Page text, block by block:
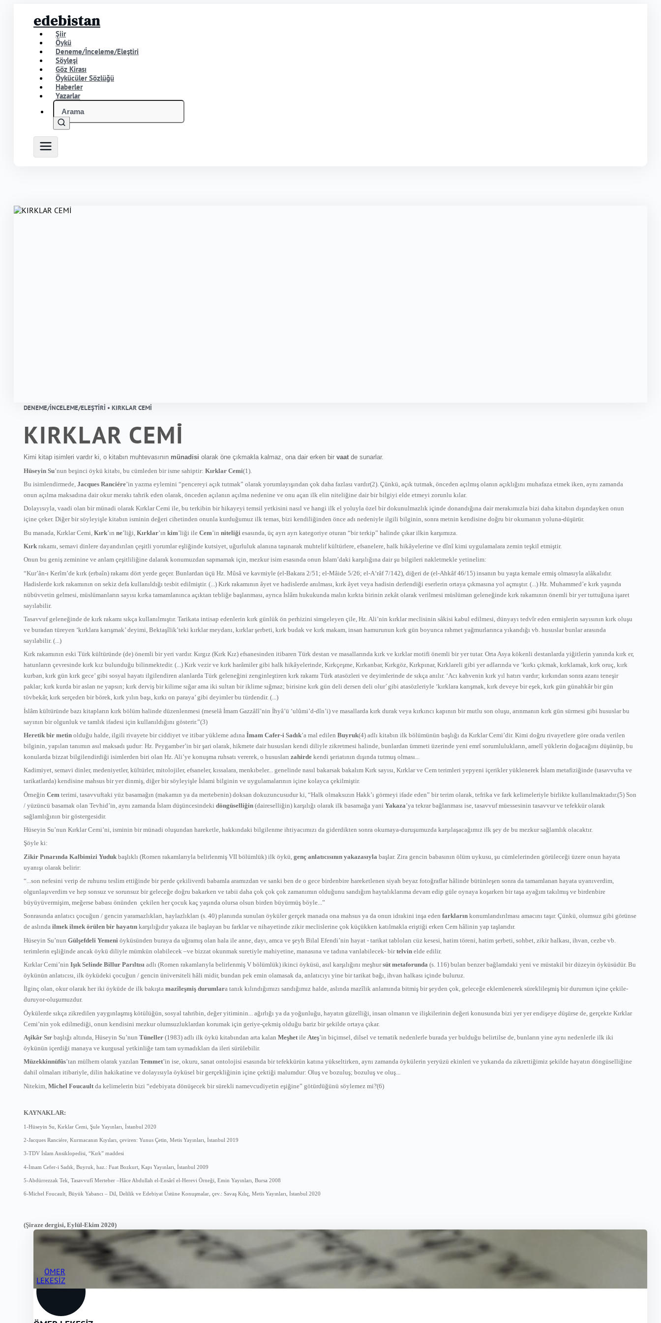
edebistan
Şiir
Öykü
Deneme/İnceleme/Eleştiri
Söyleşi
Göz Kirası
Öykücüler Sözlüğü
Haberler
Yazarlar
DENEME/İNCELEME/ELEŞTIRI • KIRKLAR CEMİ
KIRKLAR CEMİ
Kimi kitap isimleri vardır ki, o kitabın muhtevasının münadisi olarak öne çıkmakla kalmaz, ona dair erken bir vaat de sunarlar.
Hüseyin Su’nun beşinci öykü kitabı, bu cümleden bir isme sahiptir: Kırklar Cemi(1).
Bu isimlendirmede, Jacques Ranciére’in yazma eylemini “pencereyi açık tutmak” olarak yorumlayışından çok daha fazlası vardır(2). Çünkü, açık tutmak, önceden açılmış olanın açıklığını muhafaza etmek iken, aynı zamanda
onun açılma maksadına dair okur merakı tahrik eden olarak, önceden açılanın açılma nedenine ve onu açan ilk elin niteliğine dair bir bilgiyi elde etmeyi zorunlu kılar.
Dolayısıyla, vaadi olan bir münadi olarak Kırklar Cemi ile, bu terkibin bir hikayeyi temsil yetkisini nasıl ve hangi ilk el yoluyla özel bir dokunulmazlık içinde donandığına dair merakımızla bizi daha kitabın dışındayken onun
içine çeker. Diğer bir söyleyişle kitabın isminin değeri cihetinden onunla kurduğumuz ilk temas, bizi kendiliğinden önce adı nedeniyle ilgili bilginin, sonra metnin kendisine doğru bir okumanın yoluna-düşürür.
Bu manada, Kırklar Cemi, Kırk’ın ne’liği, Kırklar’ın kim’liği ile Cem’in niteliği esasında, üç ayrı ayrı kategoriye oturan “bir terkip” halinde çıkar ilkin karşımıza.
Kırk rakamı, semavi dinlere dayandırılan çeşitli yorumlar eşliğinde kutsiyet, uğurluluk alanına taşınarak muhtelif kültürlere, efsanelere, halk hikâyelerine ve dînî kimi uygulamalara zemin teşkil etmiştir.
Onun bu geniş zeminine ve anlam çeşitliliğine dalarak konumuzdan sapmamak için, mezkur isim esasında onun İslam’daki karşılığına dair şu bilgileri nakletmekle yetinelim:
“Kur’ân-ı Kerîm’de kırk (erbaîn) rakamı dört yerde geçer. Bunlardan üçü Hz. Mûsâ ve kavmiyle (el-Bakara 2/51; el-Mâide 5/26; el-A‘râf 7/142), diğeri de (el-Ahkâf 46/15) insanın bu yaşta kemale ermiş olmasıyla alâkalıdır.
Hadislerde kırk rakamının on sekiz defa kullanıldığı tesbit edilmiştir. (...) Kırk rakamının âyet ve hadislerde anılması, kırk âyet veya hadisin derlendiği eserlerin ortaya çıkmasına yol açmıştır. (...) Hz. Muhammed’e kırk yaşında
nübüvvetin gelmesi, müslümanların sayısı kırka tamamlanınca açıktan tebliğe başlanması, ayrıca İslâm hukukunda malın kırkta birinin zekât olarak verilmesi müslüman geleneğinde kırk rakamının önemli bir yer tuttuğuna işaret
sayılabilir.
Tasavvuf geleneğinde de kırk rakamı sıkça kullanılmıştır. Tarikata intisap edenlerin kırk günlük ön perhizini simgeleyen çile, Hz. Ali’nin kırklar meclisinin sâkisi kabul edilmesi, dünyayı tedvîr eden ermişlerin sayısının kırk oluşu
ve buradan türeyen ‘kırklara karışmak’ deyimi, Bektaşîlik’teki kırklar meydanı, kırklar şerbeti, kırk budak ve kırk makam, insan hamurunun kırk gün boyunca rahmet yağmurlarınca yıkandığı vb. hususlar bunlar arasında
sayılabilir. (...)
Kırk rakamının eski Türk kültüründe (de) önemli bir yeri vardır. Kırgız (Kırk Kız) efsanesinden itibaren Türk destan ve masallarında kırk ve kırklar motifi önemli bir yer tutar. Orta Asya kökenli destanlarda yiğitlerin yanında kırk er,
hatunların çevresinde kırk kız bulunduğu bilinmektedir. (...) Kırk vezir ve kırk harâmiler gibi halk hikâyelerinde, Kırkçeşme, Kırkanbar, Kırkgöz, Kırkpınar, Kırklareli gibi yer adlarında ve ‘kırkı çıkmak, kırklamak, kırk oruç, kırk
kurban, kırk gün kırk gece’ gibi sosyal hayatı ilgilendiren alanlarda Türk geleneğini zenginleştiren kırk rakamı Türk atasözleri ve deyimlerinde de sıkça anılır. ‘Acı kahvenin kırk yıl hatırı vardır; kırkından sonra azanı teneşir
paklar; kırk kurda bir aslan ne yapsın; kırk derviş bir kilime sığar ama iki sultan bir iklime sığmaz; birisine kırk gün deli dersen deli olur’ gibi atasözleriyle ‘kırklara karışmak, kırk deveye bir eşek, kırk gün günahkâr bir gün
tövbekâr, kırk serçeden bir börek, kırk yılın başı, kırkı on paraya’ gibi deyimler bu türdendir. (...)
İslâm kültüründe bazı kitapların kırk bölüm halinde düzenlenmesi (meselâ İmam Gazzâlî’nin İhyâ’ü ‘ulûmi’d-dîn’i) ve masallarda kırk durak veya kırkıncı kapının bir mutlu son oluşu, arınmanın kırk gün sürmesi gibi hususlar bu
sayının bir olgunluk ve tamlık ifadesi için kullanıldığını gösterir.”(3)
Heretik bir metin olduğu halde, ilgili rivayete bir ciddiyet ve itibar yükleme adına İmam Cafer-i Sadık’a mal edilen Buyruk(4) adlı kitabın ilk bölümünün başlığı da Kırklar Cemi’dir. Kimi doğru rivayetlere göre orada verilen
bilginin, yapılan tanımın asıl maksadı şudur: Hz. Peygamber’in bir şari olarak, hikmete dair hususları kendi diliyle zikretmesi halinde, bunlardan ümmeti üzerinde yeni emrî sorumlulukların, amelî yüklerin doğacağını düşünüp, bu
konularda bizzat bilgilendirdiği isimlerden biri olan Hz. Ali’ye konuşma ruhsatı vererek, o hususları zahirde kendi şeriatının dışında tutmuş olması...
Kadimiyet, semavi dinler, medeniyetler, kültürler, mitolojiler, efsaneler, kıssalara, menkıbeler... genelinde nasıl bakarsak bakalım Kırk sayısı, Kırklar ve Cem terimleri yepyeni içerikler yüklenerek İslam metafiziğinde (tasavvufta ve
tarikatlarda) kendisine mahsus bir yer dinmiş, diğer bir söyleyişle İslami bilginin ve uygulamalarının içine kolayca çekilmiştir.
Örneğin Cem terimi, tasavvuftaki yüz basamağın (makamın ya da mertebenin) doksan dokuzuncusudur ki, “Halk olmaksızın Hakk’ı görmeyi ifade eden” bir terim olarak, tefrika ve fark kelimeleriyle birlikte kullanılmaktadır.(5) Son
/ yüzüncü basamak olan Tevhid’in, aynı zamanda İslam düşüncesindeki döngüselliğin (daireselliğin) karşılığı olarak ilk basamağa yani Yakaza’ya tekrar bağlanması ise, tasavvuf müessesinin tasavvur ve tefekkür olarak
sağlamlığının bir göstergesidir.
Hüseyin Su’nun Kırklar Cemi’ni, isminin bir münadi oluşundan hareketle, hakkındaki bilgilenme ihtiyacımızı da giderdikten sonra okumaya-duruşumuzda karşılaşacağımız ilk şey de bu mezkur sağlamlık olacaktır.
Şöyle ki:
Zikir Pınarında Kalbimizi Yuduk başlıklı (Romen rakamlarıyla belirlenmiş VII bölümlük) ilk öykü, genç anlatıcısının yakazasıyla başlar. Zira gencin babasının ölüm uykusu, şu cümlelerinden görüleceği üzere onun hayata
uyanışı olarak belirir:
“...son nefesini verip de ruhunu teslim ettiğinde bir perde çekiliverdi babamla aramızdan ve sanki ben de o gece birdenbire hareketlenen siyah beyaz fotoğraflar hâlinde bütünleşen sonra da tamamlanan hayata uyanıverdim,
olgunlaşıverdim ve hep sonsuz ve sorunsuz bir geleceğe doğru bakarken ve tabii daha çok çok çok zamanımın olduğunu sandığım haytalıklarıma devam edip güle oynaya koşarken bir taşa ayağım takılmış ve birdenbire
büyüyüvermişim, meğerse babası önünden çekilen her çocuk kaç yaşında olursa olsun birden büyürmüş böyle...”
Sonrasında anlatıcı çocuğun / gencin yaramazlıkları, haylazlıkları (s. 40) planında sunulan öyküler gerçek manada ona mahsus ya da onun idrakini inşa eden farkların konumlandırılması amacını taşır. Çünkü, olumsuz gibi görünse
de aslında ilmek ilmek örülen bir hayatın karşılığıdır yakaza ile başlayan bu farklar ve nihayetinde zikir meclislerine çok küçükken katılmakla eriştiği erken Cem hâlinin yap taşlarıdır.
Hüseyin Su’nun Gülşefdeli Yemeni öyküsünden buraya da uğramış olan hala ile anne, dayı, amca ve şeyh Bilal Efendi’nin hayat - tarikat tabloları cüz kesesi, hatim töreni, hatim şerbeti, sohbet, zikir halkası, ihvan, cezbe vb.
terimlerin eşliğinde ancak öykü diliyle mümkün olabilecek –ve bizzat okunmak suretiyle mahiyetine, manasına ve tadına varılabilecek- birtelvin elde edilir.
Kırklar Cemi’nin Işık Selinde Billur Parıltısı adlı (Romen rakamlarıyla belirlenmiş V bölümlük) ikinci öyküsü, asıl karşılığını meşhursüt metaforunda (s. 116) bulan benzer bağlamdaki yeni ve müstakil bir düzeyin öyküsüdür. Bu
öykünün anlatıcısı, ilk öyküdeki çocuğun / gencin üniversiteli hâli midir, bundan pek emin olamasak da, anlatıcıyı yine bir tarikat bağı, ihvan halkası içinde buluruz.
İlginç olan, okur olarak her iki öyküde de ilk bakışta mazîleşmiş durumlara tanık kılındığımızı sandığımız halde, aslında mazîlik anlamında bitmiş bir şeyden çok, geleceğe eklemlenerek süreklileşmiş bir durumun içine çekile-
duruyor-oluşumuzdur.
Öykülerde sıkça zikredilen yaygınlaşmış kötülüğün, sosyal tahribin, değer yitiminin... ağırlığı ya da yoğunluğu, hayatın güzelliği, insan olmanın ve ilişkilerinin değeri konusunda bizi yer yer endişeye düşürse de, gerçekte Kırklar
Cemi’nin yok edilmediği, onun kendisini mezkur olumsuzluklardan korumak için geriye-çekmiş olduğu bariz bir şekilde ortaya çıkar.
Aşikâr Sır başlığı altında, Hüseyin Su’nun Tüneller (1983) adlı ilk öykü kitabından arta kalan Meşhet ile Ateş’in biçimsel, dilsel ve tematik nedenlerle burada yer bulduğu belirtilse de, bunların yine aynı nedenlerle ilk iki
öykünün içerdiği manaya ve kurgusal yetkinliğe tam tam uymadıkları da ileri sürülebilir.
Müzekkinnüfûs’tan mülhem olarak yazılan Temmet’in ise, okuru, sanat ontolojisi esasında bir tefekkürün katına yükseltirken, aynı zamanda öykülerin yeryüzü ekinleri ve yukarıda da zikrettiğimiz şekilde hayatın döngüselliğine
dahil olmaları itibariyle, dilin hakikatine ve dolayısıyla öyküsel bir gerçekliğinin içine çektiği malumdur: Oluş ve bozuluş; bozuluş ve oluş...
Nitekim, Michel Foucault da kelimelerin bizi “edebiyata dönüşecek bir sürekli namevcudiyetin eşiğine” götürdüğünü söylemez mi?(6)
KAYNAKLAR:
1-Hüseyin Su, Kırklar Cemi, Şule Yayınları, İstanbul 2020
2-Jacques Ranciére, Kurmacanın Kıyıları, çeviren: Yunus Çetin, Metis Yayınları, İstanbul 2019
3-TDV İslam Ansiklopedisi, “Kırk” maddesi
4-İmam Cefer-i Sadık, Buyruk, haz.: Fuat Bozkurt, Kapı Yayınları, İstanbul 2009
5-Abdürrezzak Tek, Tasavvufî Merteber –Hâce Abdullah el-Ensârî el-Herevi Örneği, Emin Yayınları, Bursa 2008
6-Michel Foucault, Büyük Yabancı – Dil, Delilik ve Edebiyat Üstüne Konuşmalar, çev.: Savaş Kılıç, Metis Yayınları, İstanbul 2020
(Şiraze dergisi, Eylül-Ekim 2020)